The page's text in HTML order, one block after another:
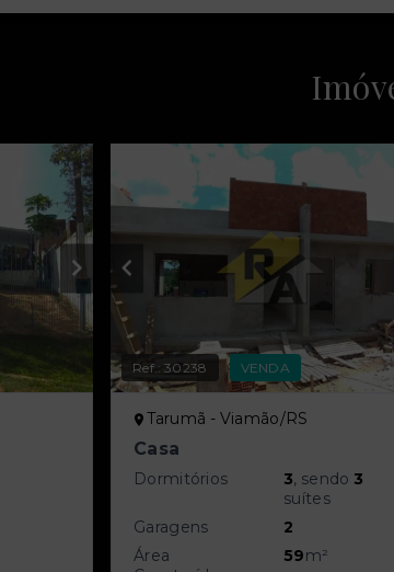
Ref.:30238 VENDA
Tarumã - Viamão/RS
Casa
Dormitórios 3, sendo 3
suítes
Garagens
2
Área
59m²